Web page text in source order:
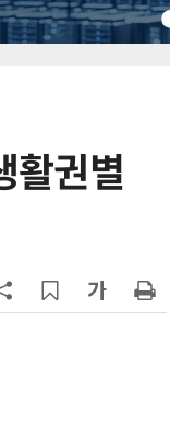
활권별
企 제조현장 '전파'…
독 시동